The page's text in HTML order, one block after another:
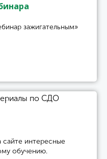
зажигательным»
интересные
обучению.